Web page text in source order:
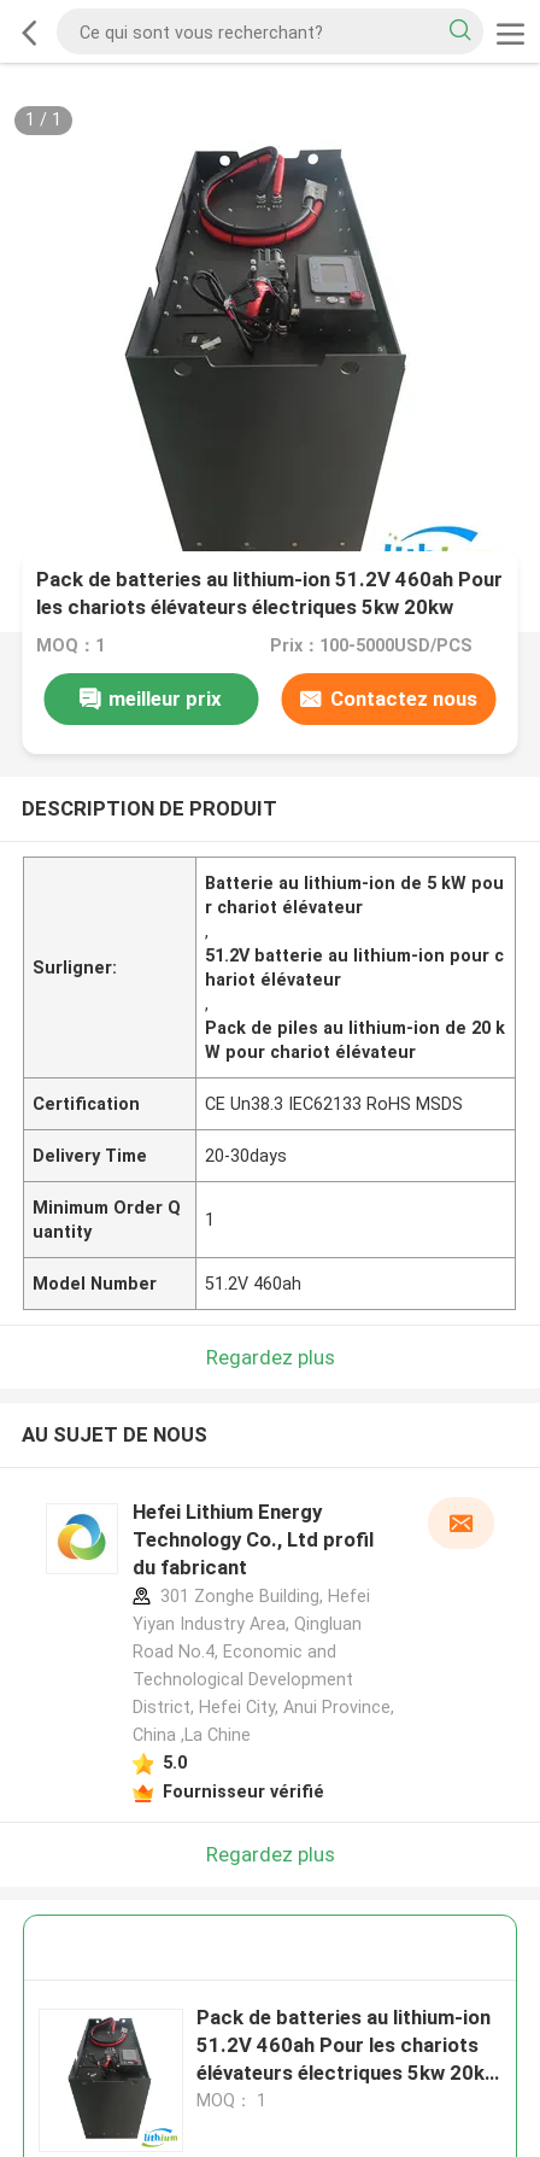
1 / 1
Pack de batteries au lithium-ion 51.2V 460ah Pour
les chariots élévateurs électriques 5kw 20kw
LiFePO4
MOQ：1 Prix：100-5000USD/PCS
meilleur prix Contactez nous
DESCRIPTION DE PRODUIT
Surligner:
Batterie au lithium-ion de 5 kW pou
r chariot élévateur
,
51.2V batterie au lithium-ion pour c
hariot élévateur
,
Pack de piles au lithium-ion de 20 k
W pour chariot élévateur
Certification CE Un38.3 IEC62133 RoHS MSDS
Delivery Time 20-30days
Minimum Order Q
uantity
1
Model Number 51.2V 460ah
Regardez plus
AU SUJET DE NOUS
Hefei Lithium Energy
Technology Co., Ltd profil
du fabricant
301 Zonghe Building, Hefei
Yiyan Industry Area, Qingluan
Road No.4, Economic and
Technological Development
District, Hefei City, Anui Province,
China ,La Chine
5.0
Fournisseur vérifié
Regardez plus
Pack de batteries au lithium-ion
51.2V 460ah Pour les chariots
élévateurs électriques 5kw 20kw
LiFePO4
MOQ： 1